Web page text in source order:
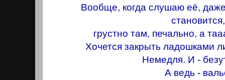
Вообще, когда слушаю её,
становится,
грустно там, печально, а
Хочется закрыть ладошками
Немедля. И -
А ведь -